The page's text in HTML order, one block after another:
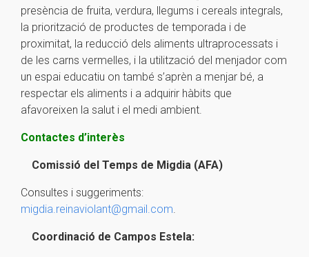
presència de fruita, verdura, llegums i cereals integrals,
la priorització de productes de temporada i de
proximitat, la reducció dels aliments ultraprocessats i
de les carns vermelles, i la utilització del menjador com
un espai educatiu on també s’aprèn a menjar bé, a
respectar els aliments i a adquirir hàbits que
afavoreixen la salut i el medi ambient.
Contactes d’interès
Comissió del Temps de Migdia (AFA)
Consultes i suggeriments:
migdia.reinaviolant@gmail.com.
Coordinació de Campos Estela: